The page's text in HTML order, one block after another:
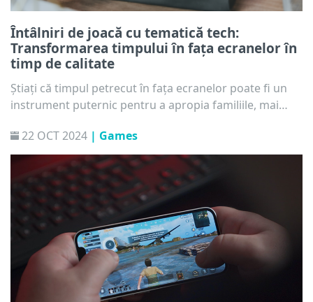
Întâlniri de joacă cu tematică tech:
Transformarea timpului în fața ecranelor în
timp de calitate
Știați că timpul petrecut în fața ecranelor poate fi un
instrument puternic pentru a apropia familiile, mai
interacțiunea cu copiii dvs. prin tehnologie, puteți
transforma ceea ce ar putea părea activități solitare
sau pasive în experiențe comune care încurajează
învățarea, creativitatea și legăturile mai profunde.
Cum? Iată câteva sfaturi pentru întâlniri distractive, dar
și educative.
22 OCT 2024 | Games